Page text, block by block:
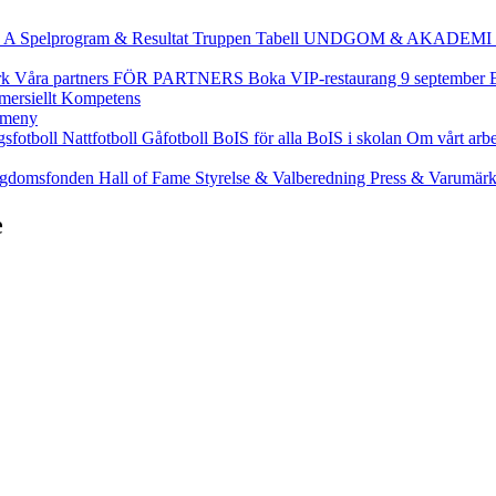
Spelprogram & Resultat Truppen Tabell UNDGOM & AKADEMI
Våra partners FÖR PARTNERS Boka VIP-restaurang 9 september
Kompetens
Nattfotboll Gåfotboll BoIS för alla BoIS i skolan Om vårt
Hall of Fame Styrelse & Valberedning Press &